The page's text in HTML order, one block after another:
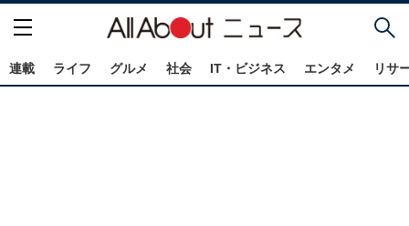
連載 ライフ グルメ 社会 IT・ビジネス エンタメ リサ